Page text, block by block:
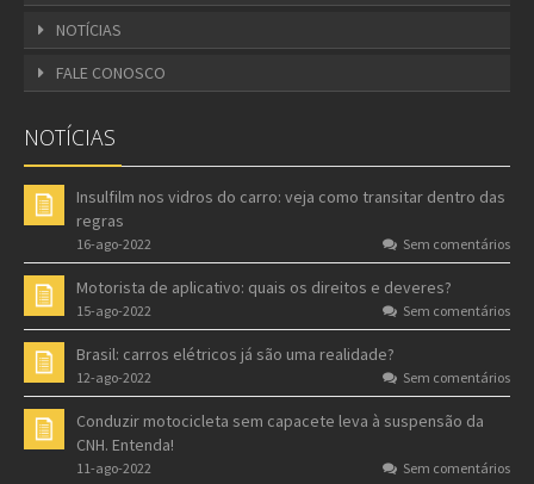
NOTÍCIAS
FALE CONOSCO
NOTÍCIAS
Insulfilm nos vidros do carro: veja como transitar dentro das
regras
16-ago-2022 Sem comentários
Motorista de aplicativo: quais os direitos e deveres?
15-ago-2022 Sem comentários
Brasil: carros elétricos já são uma realidade?
12-ago-2022 Sem comentários
Conduzir motocicleta sem capacete leva à suspensão da
CNH. Entenda!
11-ago-2022 Sem comentários